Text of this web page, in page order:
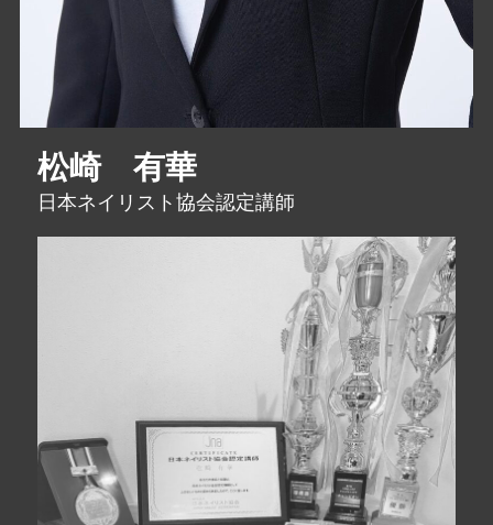
松崎 有華
日本ネイリスト協会認定講師